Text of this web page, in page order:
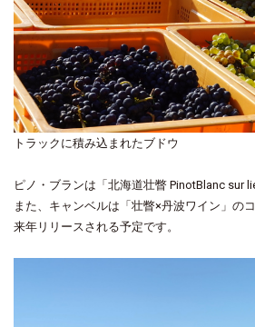
トラックに積み込まれたブドウ
ピノ・ブランは「北海道壮瞥 PinotBlanc sur
また、キャンベルは「壮瞥×丹波ワイン」の
来年リリースされる予定です。